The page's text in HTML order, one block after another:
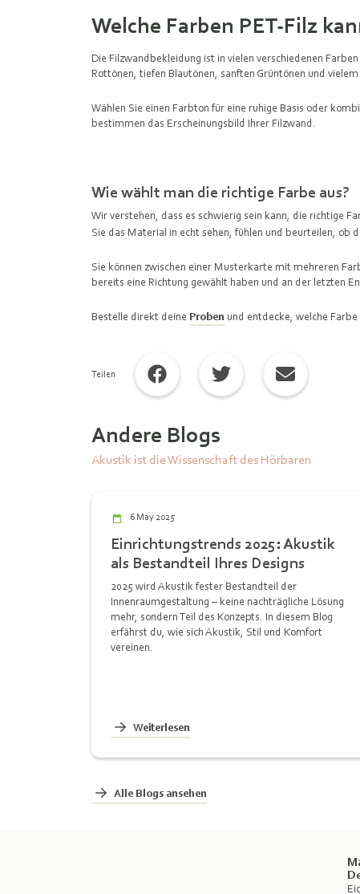
Welche Farben PET-Filz
Die Filzwandbekleidung ist in vielen verschiedenen
Rottönen, tiefen Blautönen, sanften Grüntönen und
Wählen Sie einen Farbton für eine ruhige Basis oder
bestimmen das Erscheinungsbild Ihrer Filzwand
Wie wählt man die richtige Farbe aus?
Wir verstehen, dass es schwierig sein kann, die richtige
Sie das Material in echt sehen, fühlen und beurteilen, ob
Sie können zwischen einer Musterkarte mit mehreren
bereits eine Richtung gewählt haben und an der letzten
Bestelle direkt deine Proben und entdecke, welche
Teilen
Andere Blogs
Akustik ist die Wissenschaft des Hörbaren
6 May 2025
Einrichtungstrends 2025: Akustik
als Bestandteil Ihres Designs
2025 wird Akustik fester Bestandteil der
Innenraumgestaltung – keine nachträgliche Lösung
mehr, sondern Teil des Konzepts. In diesem Blog
erfährst du, wie sich Akustik, Stil und Komfort
vereinen.
Weiterlesen
Alle Blogs ansehen